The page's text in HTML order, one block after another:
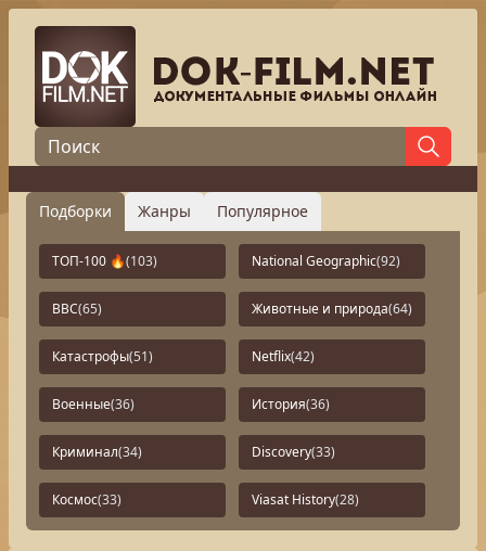
Подборки Жанры Популярное
ТОП-100 🔥(103) National Geographic(92)
BBC(65) Животные и природа(64)
Катастрофы(51) Netflix(42)
Военные(36) История(36)
Криминал(34) Discovery(33)
Космос(33) Viasat History(28)